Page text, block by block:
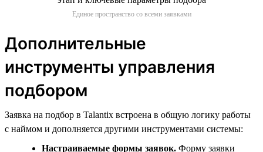
Единое пространство со всеми заявками
Дополнительные
инструменты управления
подбором
Заявка на подбор в Talantix встроена в общую логику работы
с наймом и дополняется другими инструментами системы:
Настраиваемые формы заявок. Форму заявки